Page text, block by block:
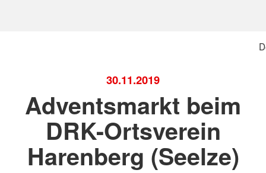
30.11.2019
Adventsmarkt beim
DRK-Ortsverein
Harenberg (Seelze)